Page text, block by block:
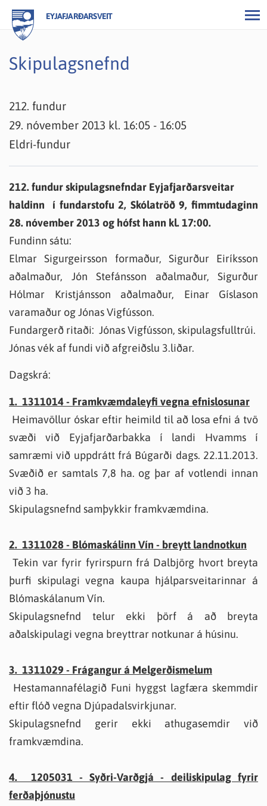
EYJAFJARÐARSVEIT
Skipulagsnefnd
212. fundur
29. nóvember 2013 kl. 16:05 - 16:05
Eldri-fundur
212. fundur skipulagsnefndar Eyjafjarðarsveitar
haldinn í fundarstofu 2, Skólatröð 9, fimmtudaginn
28. nóvember 2013 og hófst hann kl. 17:00.
Fundinn sátu:
Elmar Sigurgeirsson formaður, Sigurður Eiríksson
aðalmaður, Jón Stefánsson aðalmaður, Sigurður
Hólmar Kristjánsson aðalmaður, Einar Gíslason
varamaður og Jónas Vigfússon.
Fundargerð ritaði: Jónas Vigfússon, skipulagsfulltrúi.
Jónas vék af fundi við afgreiðslu 3.liðar.
Dagskrá:
1. 1311014 - Framkvæmdaleyfi vegna efnislosunar
Heimavöllur óskar eftir heimild til að losa efni á tvö
svæði við Eyjafjarðarbakka í landi Hvamms í
samræmi við uppdrátt frá Búgarði dags. 22.11.2013.
Svæðið er samtals 7,8 ha. og þar af votlendi innan
við 3 ha.
Skipulagsnefnd samþykkir framkvæmdina.
2. 1311028 - Blómaskálinn Vín - breytt landnotkun
Tekin var fyrir fyrirspurn frá Dalbjörg hvort breyta
þurfi skipulagi vegna kaupa hjálparsveitarinnar á
Blómaskálanum Vín.
Skipulagsnefnd telur ekki þörf á að breyta
aðalskipulagi vegna breyttrar notkunar á húsinu.
3. 1311029 - Frágangur á Melgerðismelum
Hestamannafélagið Funi hyggst lagfæra skemmdir
eftir flóð vegna Djúpadalsvirkjunar.
Skipulagsnefnd gerir ekki athugasemdir við
framkvæmdina.
4. 1205031 - Syðri-Varðgjá - deiliskipulag fyrir
ferðaþjónustu